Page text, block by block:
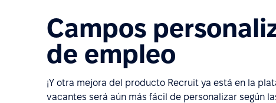
Campos
de empleo
¡Y otra mejora del producto Recruit ya está en la
vacantes será aún más fácil de personalizar según